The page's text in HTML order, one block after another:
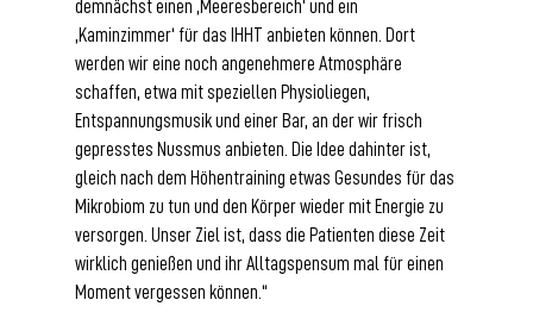
demnächst einen ‚Meeresbereich‘ und ein
‚Kaminzimmer‘ für das IHHT anbieten können. Dort
werden wir eine noch angenehmere Atmosphäre
schaffen, etwa mit speziellen Physioliegen,
Entspannungsmusik und einer Bar, an der wir frisch
gepresstes Nussmus anbieten. Die Idee dahinter ist,
gleich nach dem Höhentraining etwas Gesundes für das
Mikrobiom zu tun und den Körper wieder mit Energie zu
versorgen. Unser Ziel ist, dass die Patienten diese Zeit
wirklich genießen und ihr Alltagspensum mal für einen
Moment vergessen können.“